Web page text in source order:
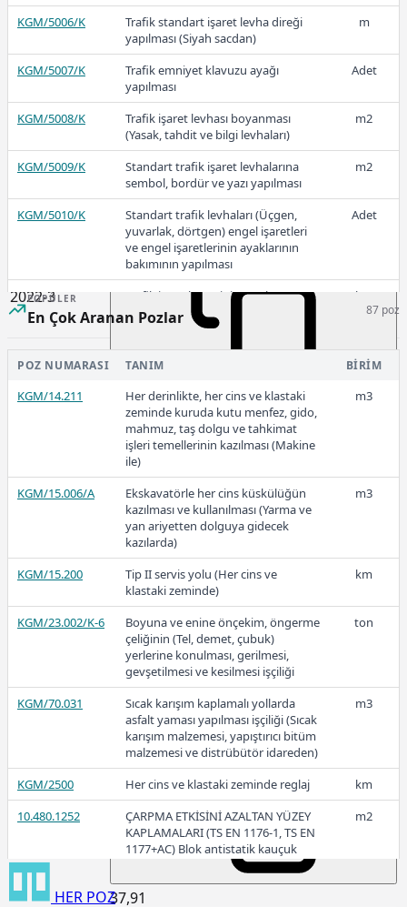
2023-1
158,68
2022-3
162,18
153,26
2022-1
109,54
2021
53,99
37,91
KGM/5006/K
Trafik standart işaret levha direği
yapılması (Siyah sacdan)
m
KGM/5007/K
Trafik emniyet klavuzu ayağı
yapılması
Adet
KGM/5008/K
Trafik işaret levhası boyanması
(Yasak, tahdit ve bilgi levhaları)
m2
KGM/5009/K
Standart trafik işaret levhalarına
sembol, bordür ve yazı yapılması
m2
KGM/5010/K
Standart trafik levhaları (Üçgen,
yuvarlak, dörtgen) engel işaretleri
ve engel işaretlerinin ayaklarının
bakımının yapılması
Adet
KGM/5020/K
Trafik işaretlemesinin yapılması ve
emniyet tedbirlerinin alınması
km
türlü malzemenin temini
POPÜLER
En Çok Aranan Pozlar 87 poz
POZ NUMARASI TANIM BIRIM
KGM/14.211
Her derinlikte, her cins ve klastaki
zeminde kuruda kutu menfez, gido,
mahmuz, taş dolgu ve tahkimat
işleri temellerinin kazılması (Makine
ile)
m3
KGM/15.006/A
Ekskavatörle her cins küskülüğün
kazılması ve kullanılması (Yarma ve
yan ariyetten dolguya gidecek
kazılarda)
m3
KGM/15.200
Tip II servis yolu (Her cins ve
klastaki zeminde)
km
KGM/23.002/K-6
Boyuna ve enine önçekim, öngerme
çeliğinin (Tel, demet, çubuk)
yerlerine konulması, gerilmesi,
gevşetilmesi ve kesilmesi işçiliği
ton
KGM/70.031
Sıcak karışım kaplamalı yollarda
asfalt yaması yapılması işçiliği (Sıcak
karışım malzemesi, yapıştırıcı bitüm
malzemesi ve distrübütör idareden)
m3
KGM/2500 Her cins ve klastaki zeminde reglaj
km
10.480.1252
ÇARPMA ETKİSİNİ AZALTAN YÜZEY
KAPLAMALARI (TS EN 1176-1, TS EN
1177+AC) Blok antistatik kauçuk
zemin kaplaması 3cm kalınlıkta
m2
15.120.1007
Makine ile patlayıcı madde
HER POZ